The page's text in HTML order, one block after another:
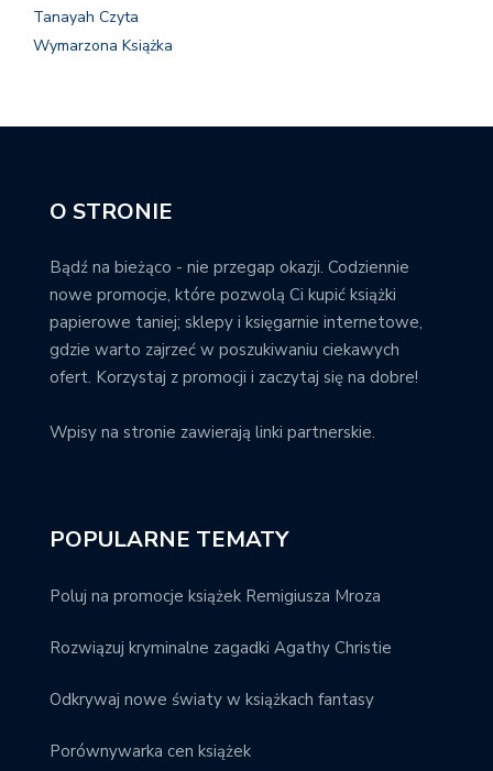
Tanayah Czyta
Wymarzona Książka
O STRONIE
Bądź na bieżąco - nie przegap okazji. Codziennie
nowe promocje, które pozwolą Ci kupić książki
papierowe taniej; sklepy i księgarnie internetowe,
gdzie warto zajrzeć w poszukiwaniu ciekawych
ofert. Korzystaj z promocji i zaczytaj się na dobre!
Wpisy na stronie zawierają linki partnerskie.
POPULARNE TEMATY
Poluj na promocje książek Remigiusza Mroza
Rozwiązuj kryminalne zagadki Agathy Christie
Odkrywaj nowe światy w książkach fantasy
Porównywarka cen książek